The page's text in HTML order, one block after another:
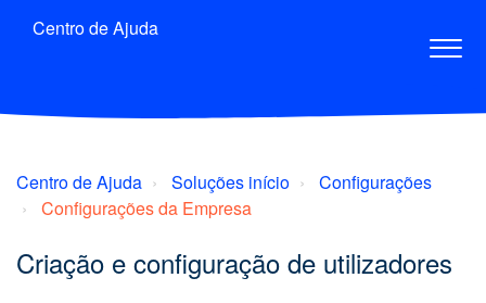
Centro de Ajuda
Centro de Ajuda Soluções início
Configurações
Configurações da Empresa
Criação e configuração de utilizadores